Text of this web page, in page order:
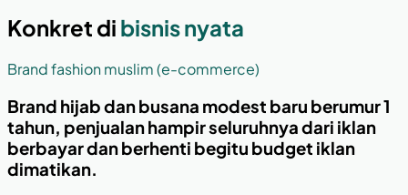
Konkret di bisnis nyata
Brand fashion muslim (e-commerce)
Brand hijab dan busana modest baru berumur 1
tahun, penjualan hampir seluruhnya dari iklan
berbayar dan berhenti begitu budget iklan
dimatikan.